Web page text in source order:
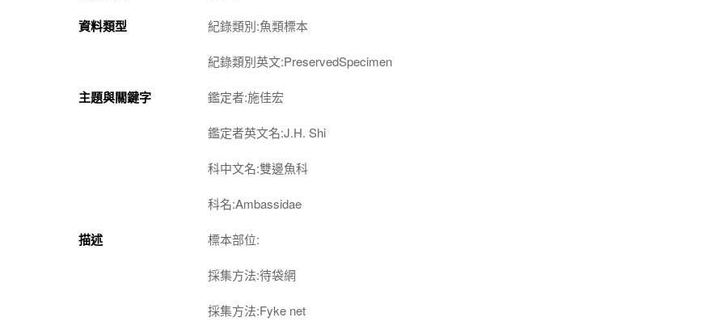
資料類型 紀錄類別:魚類標本
紀錄類別英文:PreservedSpecimen
主題與關鍵字 鑑定者:施佳宏
鑑定者英文名:J.H. Shi
科中文名:雙邊魚科
科名:Ambassidae
描述 標本部位:
採集方法:待袋網
採集方法:Fyke net